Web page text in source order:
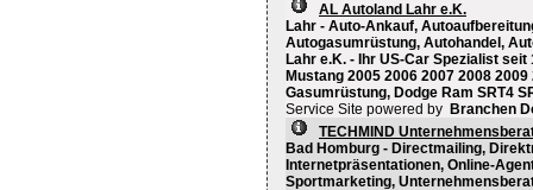
AL Autoland Lahr e.K.
Lahr - Auto-Ankauf,
Autogasumrüstung, Autohandel,
Lahr e.K. - Ihr US-Car Spezialist
Mustang 2005 2006 2007 2008
Gasumrüstung, Dodge Ram SRT4
Service Site powered by Branchen
TECHMIND
Bad Homburg - Directmailing,
Internetpräsentationen, Online-
Sportmarketing,